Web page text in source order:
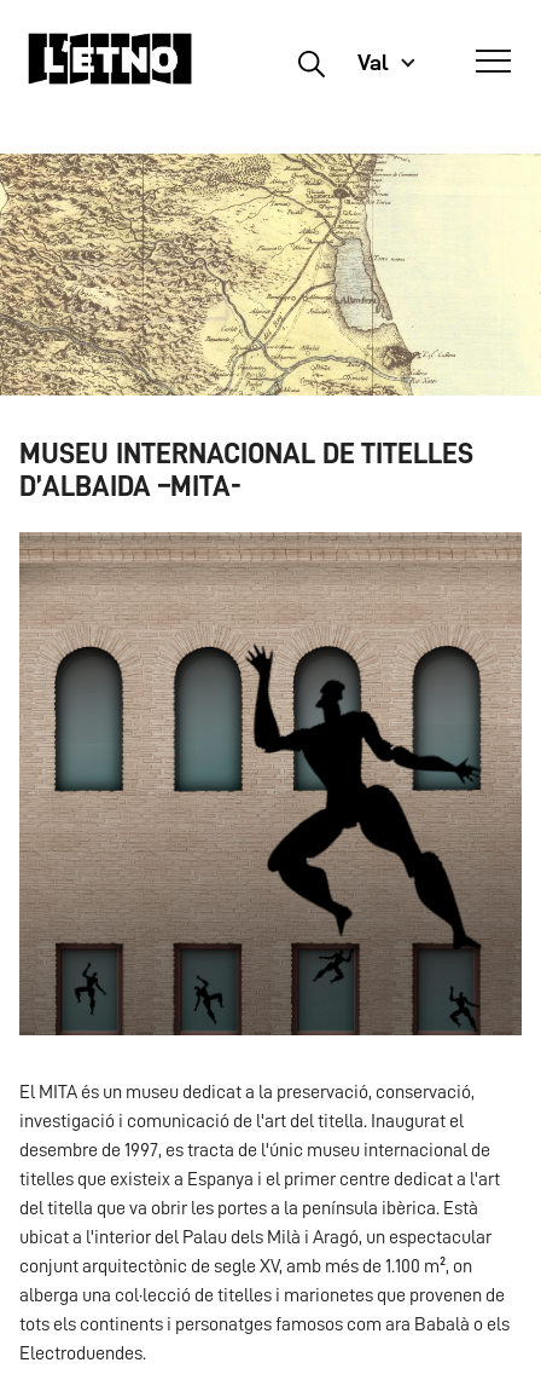
Buscar Val
MUSEU INTERNACIONAL DE TITELLES
D’ALBAIDA –MITA-
El MITA és un museu dedicat a la preservació, conservació,
investigació i comunicació de l'art del titella. Inaugurat el
desembre de 1997, es tracta de l'únic museu internacional de
titelles que existeix a Espanya i el primer centre dedicat a l'art
del titella que va obrir les portes a la península ibèrica. Està
ubicat a l'interior del Palau dels Milà i Aragó, un espectacular
conjunt arquitectònic de segle XV, amb més de 1.100 m², on
alberga una col·lecció de titelles i marionetes que provenen de
tots els continents i personatges famosos com ara Babalà o els
Electroduendes.